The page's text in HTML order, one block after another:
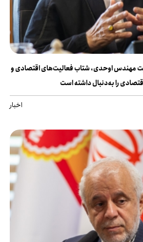
مهندس اوحدی، شتاب فعالیت‌های اقتصادی و
را به‌دنبال داشته است
اخبار